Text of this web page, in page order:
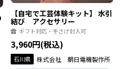
【自宅で工芸体験キット】 水引
結び アクセサリー
ギフト対応・手さげ封入可
3,960円(税込)
石川県 株式会社 朝日電機製作所